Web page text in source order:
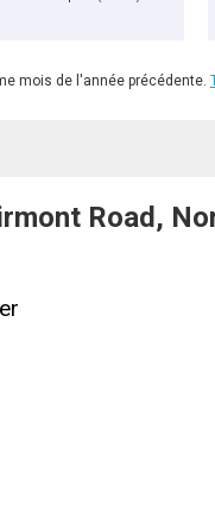
mois de l'année précédente.
Road,